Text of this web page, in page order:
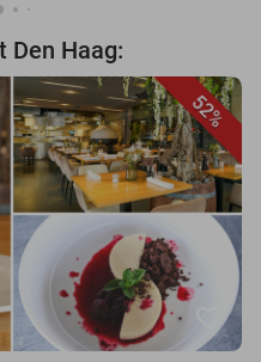
Den Haag:
52%